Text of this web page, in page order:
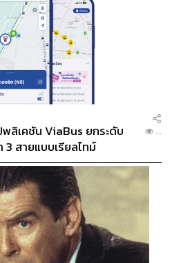
ลิเคชัน ViaBus ยกระดับ
สายแบบเรียลไทม์
...